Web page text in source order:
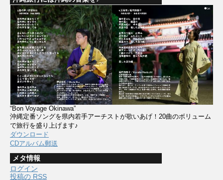
“Bon Voyage Okinawa”
沖縄定番ソングを県内若手アーチストが歌いあげ！20曲のボリューム
で旅行を盛り上げます♪
ダウンロード
CDアルバム郵送
メタ情報
ログイン
投稿の RSS